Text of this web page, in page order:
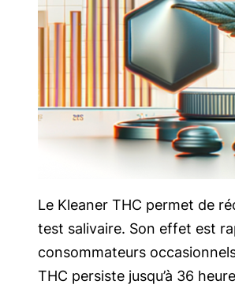
Le Kleaner THC permet de
test salivaire. Son effet est
consommateurs
THC persiste jusqu’à 36